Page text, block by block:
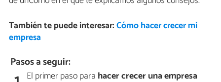
También te puede interesar:Cómo hacer crecer mi
empresa
Pasos a seguir:
El primer paso para hacer crecer una empresa